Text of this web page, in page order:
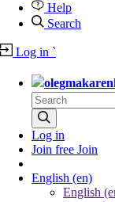
Help
Search
Log in `
Log in
Join free Join
English (en)
English